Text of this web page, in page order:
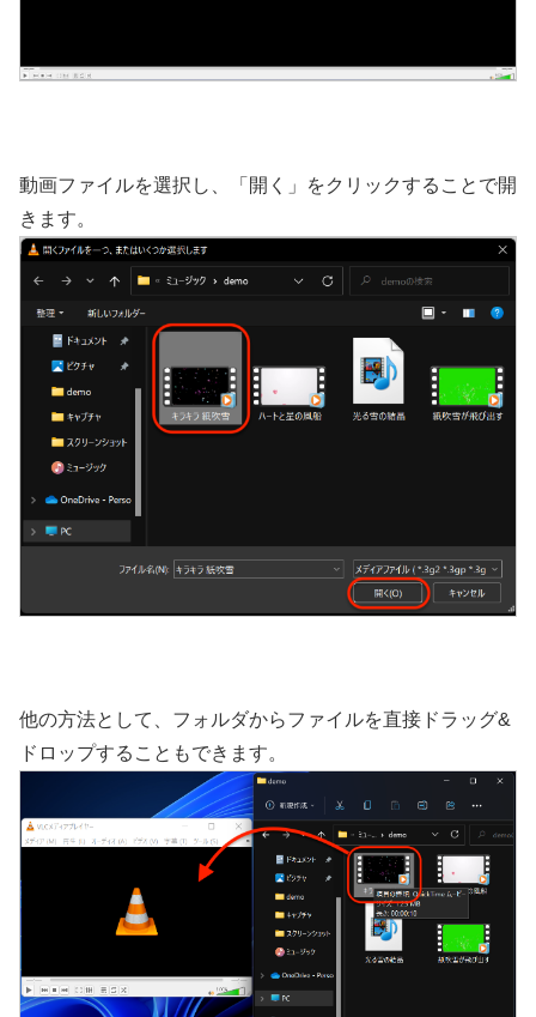
動画ファイルを選択し、「開く」をクリックすることで開
きます。
他の方法として、フォルダからファイルを直接ドラッグ&
ドロップすることもできます。